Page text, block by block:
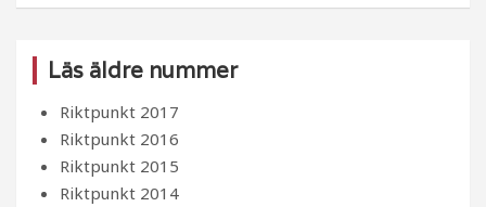
Läs äldre nummer
Riktpunkt 2017
Riktpunkt 2016
Riktpunkt 2015
Riktpunkt 2014